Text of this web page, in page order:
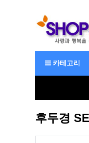
카테고리
후두경